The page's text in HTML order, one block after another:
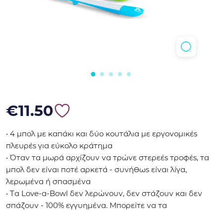
€11.50
• 4 μπολ με καπάκι και δύο κουτάλια με εργονομικές
πλευρές για εύκολο κράτημα
• Όταν τα μωρά αρχίζουν να τρώνε στερεές τροφές, τα
μπολ δεν είναι ποτέ αρκετά - συνήθως είναι λίγα,
λερωμένα ή σπασμένα
• Τα Love-a-Bowl δεν λερώνουν, δεν στάζουν και δεν
σπάζουν - 100% εγγυημένα. Μπορείτε να τα